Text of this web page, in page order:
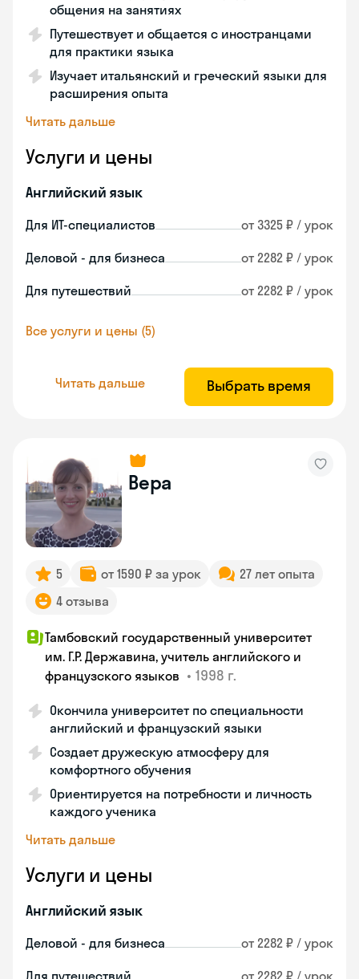
общения на занятиях
Путешествует и общается с иностранцами
для практики языка
Изучает итальянский и греческий языки для
расширения опыта
Читать дальше
Услуги и цены
Английский язык
Для ИТ-специалистов от 3325 ₽ / урок
Деловой - для бизнеса от 2282 ₽ / урок
Для путешествий от 2282 ₽ / урок
Все услуги и цены (5)
Читать дальше Выбрать время
Вера
5 от 1590 ₽ за урок
27 лет опыта
4 отзыва
Тамбовский государственный университет
им. Г.Р. Державина, учитель английского и
французского языков • 1998 г.
Окончила университет по специальности
английский и французский языки
Создает дружескую атмосферу для
комфортного обучения
Ориентируется на потребности и личность
каждого ученика
Читать дальше
Услуги и цены
Английский язык
Деловой - для бизнеса от 2282 ₽ / урок
Для путешествий от 2282 ₽ / урок